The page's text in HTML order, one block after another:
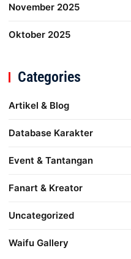
November 2025
Oktober 2025
Categories
Artikel & Blog
Database Karakter
Event & Tantangan
Fanart & Kreator
Uncategorized
Waifu Gallery